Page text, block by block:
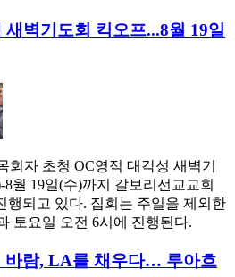
벽기도회 킥오프...8월 19일
회자 초청 OC영적 대각성 새벽기
8월 19일(수)까지 갈보리선교교회
행되고 있다. 집회는 주일을 제외한
토요일 오전 6시에 진행된다.
바람, LA를 채우다… 루아흐